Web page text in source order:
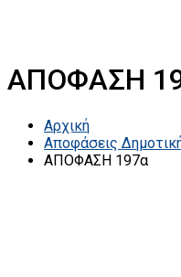
ΑΠΟΦΑΣΗ
Αρχική
Αποφάσεις
ΑΠΟΦΑΣΗ 197α